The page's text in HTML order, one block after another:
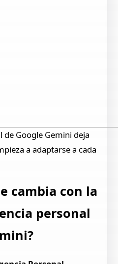
Google Gemini deja
a adaptarse a cada
cambia con la
personal